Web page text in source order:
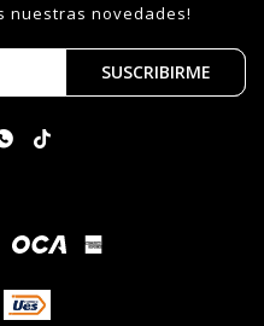
nuestras novedades!
SUSCRIBIRME
